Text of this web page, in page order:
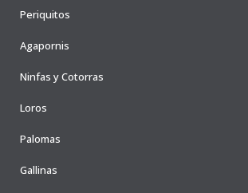
Periquitos
Agapornis
Ninfas y Cotorras
Loros
Palomas
Gallinas